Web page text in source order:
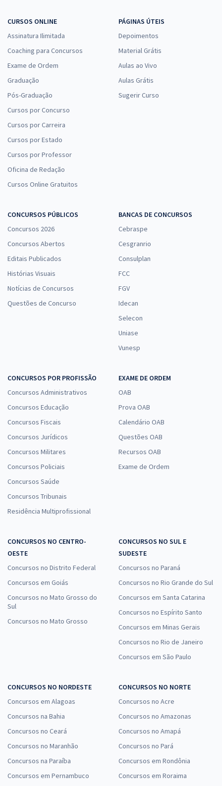
CURSOS ONLINE
Assinatura Ilimitada
Coaching para Concursos
Exame de Ordem
Graduação
Pós-Graduação
Cursos por Concurso
Cursos por Carreira
Cursos por Estado
Cursos por Professor
Oficina de Redação
Cursos Online Gratuitos
PÁGINAS ÚTEIS
Depoimentos
Material Grátis
Aulas ao Vivo
Aulas Grátis
Sugerir Curso
CONCURSOS PÚBLICOS
Concursos 2026
Concursos Abertos
Editais Publicados
Histórias Visuais
Notícias de Concursos
Questões de Concurso
BANCAS DE CONCURSOS
Cebraspe
Cesgranrio
Consulplan
FCC
FGV
Idecan
Selecon
Uniase
Vunesp
CONCURSOS POR PROFISSÃO
Concursos Administrativos
Concursos Educação
Concursos Fiscais
Concursos Jurídicos
Concursos Militares
Concursos Policiais
Concursos Saúde
Concursos Tribunais
Residência Multiprofissional
EXAME DE ORDEM
OAB
Prova OAB
Calendário OAB
Questões OAB
Recursos OAB
Exame de Ordem
CONCURSOS NO CENTRO-
OESTE
Concursos no Distrito Federal
Concursos em Goiás
Concursos no Mato Grosso do
Sul
Concursos no Mato Grosso
CONCURSOS NO SUL E
SUDESTE
Concursos no Paraná
Concursos no Rio Grande do Sul
Concursos em Santa Catarina
Concursos no Espírito Santo
Concursos em Minas Gerais
Concursos no Rio de Janeiro
Concursos em São Paulo
CONCURSOS NO NORDESTE
Concursos em Alagoas
Concursos na Bahia
Concursos no Ceará
Concursos no Maranhão
Concursos na Paraíba
Concursos em Pernambuco
CONCURSOS NO NORTE
Concursos no Acre
Concursos no Amazonas
Concursos no Amapá
Concursos no Pará
Concursos em Rondônia
Concursos em Roraima